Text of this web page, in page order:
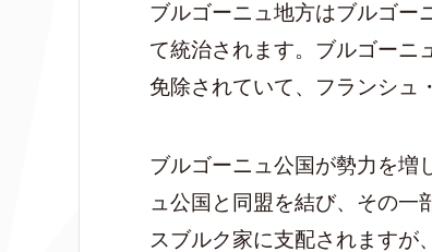
ブルゴーニュ地方はブルゴー
て統治されます。ブルゴーニ
免除されていて、フランシュ
ブルゴーニュ公国が勢力を増
ュ公国と同盟を結び、その
スブルク家に支配されますが